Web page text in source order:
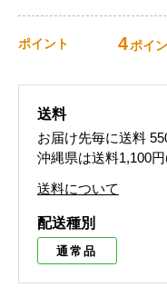
ポイント 4ポイ
送料
お届け先毎に送料
沖縄県は送料1,100
送料について
配送種別
通常品